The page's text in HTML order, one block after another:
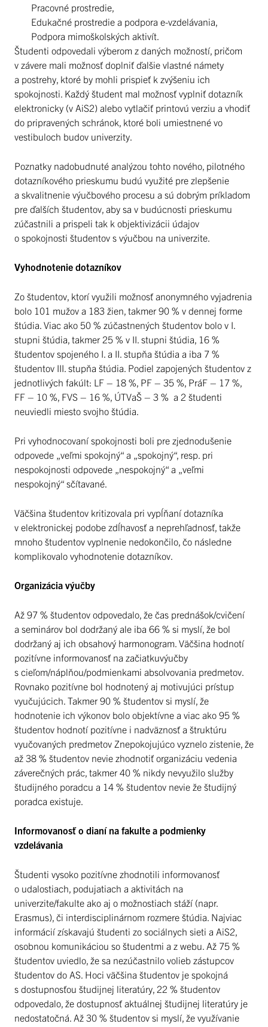
Pracovné prostredie,
Edukačné prostredie a podpora e-vzdelávania,
Podpora mimoškolských aktivít.
Študenti odpovedali výberom z daných možností, pričom
v závere mali možnosť doplniť ďalšie vlastné námety
a postrehy, ktoré by mohli prispieť k zvýšeniu ich
spokojnosti. Každý študent mal možnosť vyplniť dotazník
elektronicky (v AiS2) alebo vytlačiť printovú verziu a vhodiť
do pripravených schránok, ktoré boli umiestnené vo
vestibuloch budov univerzity.
Poznatky nadobudnuté analýzou tohto nového, pilotného
dotazníkového prieskumu budú využité pre zlepšenie
a skvalitnenie výučbového procesu a sú dobrým príkladom
pre ďalších študentov, aby sa v budúcnosti prieskumu
zúčastnili a prispeli tak k objektivizácii údajov
o spokojnosti študentov s výučbou na univerzite.
Vyhodnotenie dotazníkov
Zo študentov, ktorí využili možnosť anonymného vyjadrenia
bolo 101 mužov a 183 žien, takmer 90 % v dennej forme
štúdia. Viac ako 50 % zúčastnených študentov bolo v I.
stupni štúdia, takmer 25 % v II. stupni štúdia, 16 %
študentov spojeného I. a II. stupňa štúdia a iba 7 %
študentov III. stupňa štúdia. Podiel zapojených študentov z
jednotlivých fakúlt: LF – 18 %, PF – 35 %, PráF – 17 %,
FF – 10 %, FVS – 16 %, ÚTVaŠ – 3 % a 2 študenti
neuviedli miesto svojho štúdia.
Pri vyhodnocovaní spokojnosti boli pre zjednodušenie
odpovede „veľmi spokojný“ a „spokojný“, resp. pri
nespokojnosti odpovede „nespokojný“ a „veľmi
nespokojný“ sčítavané.
Väčšina študentov kritizovala pri vypĺňaní dotazníka
v elektronickej podobe zdĺhavosť a neprehľadnosť, takže
mnoho študentov vyplnenie nedokončilo, čo následne
komplikovalo vyhodnotenie dotazníkov.
Organizácia výučby
Až 97 % študentov odpovedalo, že čas prednášok/cvičení
a seminárov bol dodržaný ale iba 66 % si myslí, že bol
dodržaný aj ich obsahový harmonogram. Väčšina hodnotí
pozitívne informovanosť na začiatkuvýučby
s cieľom/náplňou/podmienkami absolvovania predmetov.
Rovnako pozitívne bol hodnotený aj motivujúci prístup
vyučujúcich. Takmer 90 % študentov si myslí, že
hodnotenie ich výkonov bolo objektívne a viac ako 95 %
študentov hodnotí pozitívne i nadväznosť a štruktúru
vyučovaných predmetov Znepokojujúco vyznelo zistenie, že
až 38 % študentov nevie zhodnotiť organizáciu vedenia
záverečných prác, takmer 40 % nikdy nevyužilo služby
študijného poradcu a 14 % študentov nevie že študijný
poradca existuje.
Informovanosť o dianí na fakulte a podmienky
vzdelávania
Študenti vysoko pozitívne zhodnotili informovanosť
o udalostiach, podujatiach a aktivitách na
univerzite/fakulte ako aj o možnostiach stáží (napr.
Erasmus), či interdisciplinárnom rozmere štúdia. Najviac
informácií získavajú študenti zo sociálnych sieti a AiS2,
osobnou komunikáciou so študentmi a z webu. Až 75 %
študentov uviedlo, že sa nezúčastnilo volieb zástupcov
študentov do AS. Hoci väčšina študentov je spokojná
s dostupnosťou študijnej literatúry, 22 % študentov
odpovedalo, že dostupnosť aktuálnej študijnej literatúry je
nedostatočná. Až 30 % študentov si myslí, že využívanie